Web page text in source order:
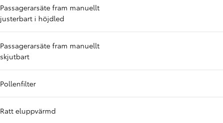
Passagerarsäte fram manuellt
justerbart i höjdled
Passagerarsäte fram manuellt
skjutbart
Pollenfilter
Ratt eluppvärmd